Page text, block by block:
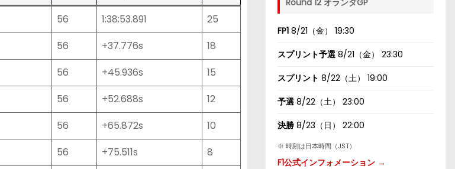
56 1:38:53.891
25
56 +37.776s
18
56 +45.936s
15
56 +52.688s
12
56 +65.872s
10
56 +75.511s
8
Round 12 オランダGP
FP1 8/21（金） 19:30
スプリント予選 8/21（金） 23:30
スプリント 8/22（土） 19:00
予選 8/22（土） 23:00
決勝 8/23（日） 22:00
※ 時刻は日本時間（JST）
F1公式インフォメーション →